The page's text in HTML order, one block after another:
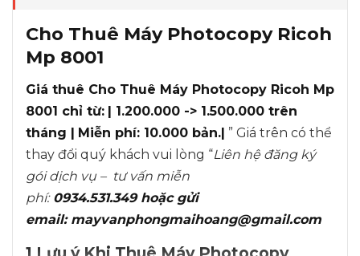
Cho Thuê Máy Photocopy Ricoh
Mp 8001
Giá thuê Cho Thuê Máy Photocopy Ricoh Mp
8001 chỉ từ: | 1.200.000 -> 1.500.000 trên
tháng | Miễn phí: 10.000 bản.| ” Giá trên có thể
thay đổi quý khách vui lòng “Liên hệ đăng ký
gói dịch vụ – tư vấn miễn
phí:0934.531.349 hoặc gửi
email: mayvanphongmaihoang@gmail.com